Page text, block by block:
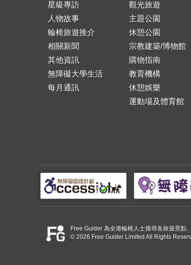
星級專訪
人物故事
輪椅旅遊推介
相關新聞
其他資訊
無障礙大學生活
每月通訊
觀光旅遊
主題公園
休憩公園
宗教建築/博物館
購物指南
教育機構
休憩娛樂
運動場及體育館
Free Guider 為全港輪椅人士搜尋各旅遊景點
© 2026 Free Guider Limited All Rights